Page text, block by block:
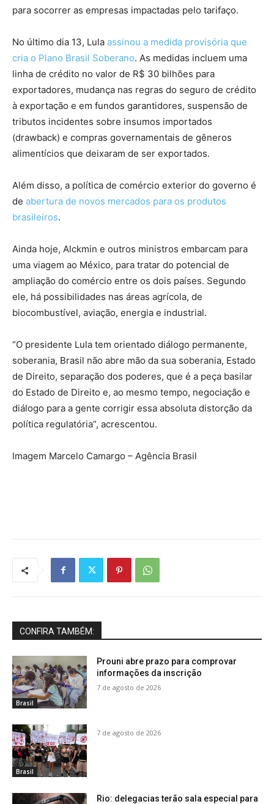
para socorrer as empresas impactadas pelo tarifaço.
No último dia 13, Lula assinou a medida provisória que
cria o Plano Brasil Soberano. As medidas incluem uma
linha de crédito no valor de R$ 30 bilhões para
exportadores, mudança nas regras do seguro de crédito
à exportação e em fundos garantidores, suspensão de
tributos incidentes sobre insumos importados
(drawback) e compras governamentais de gêneros
alimentícios que deixaram de ser exportados.
Além disso, a política de comércio exterior do governo é
de abertura de novos mercados para os produtos
brasileiros.
Ainda hoje, Alckmin e outros ministros embarcam para
uma viagem ao México, para tratar do potencial de
ampliação do comércio entre os dois países. Segundo
ele, há possibilidades nas áreas agrícola, de
biocombustível, aviação, energia e industrial.
“O presidente Lula tem orientado diálogo permanente,
soberania, Brasil não abre mão da sua soberania, Estado
de Direito, separação dos poderes, que é a peça basilar
do Estado de Direito e, ao mesmo tempo, negociação e
diálogo para a gente corrigir essa absoluta distorção da
política regulatória”, acrescentou.
Imagem Marcelo Camargo – Agência Brasil
CONFIRA TAMBÉM:
Brasil
Prouni abre prazo para comprovar
informações da inscrição
7 de agosto de 2026
Brasil
7 de agosto de 2026
Rio: delegacias terão sala especial para